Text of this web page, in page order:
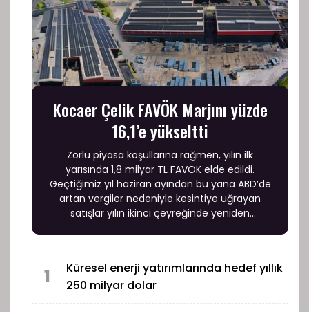
Kocaer Çelik FAVÖK Marjını yüzde
16,1’e yükseltti
Zorlu piyasa koşullarına rağmen, yılın ilk
yarısında 1,8 milyar TL FAVÖK elde edildi.
Geçtiğimiz yıl haziran ayından bu yana ABD’de
artan vergiler nedeniyle kesintiye uğrayan
satışlar yılın ikinci çeyreğinde yeniden
verildi.
1
Küresel enerji yatırımlarında hedef yıllık
250 milyar dolar